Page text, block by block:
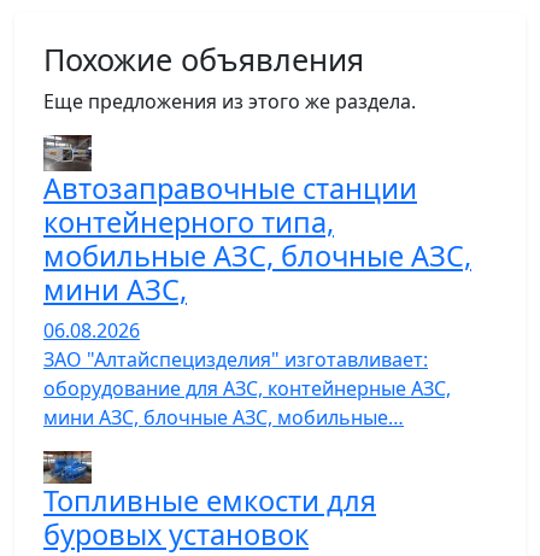
Похожие объявления
Еще предложения из этого же раздела.
Автозаправочные станции
контейнерного типа,
мобильные АЗС, блочные АЗС,
мини АЗС,
06.08.2026
ЗАО "Алтайспецизделия" изготавливает:
оборудование для АЗС, контейнерные АЗС,
мини АЗС, блочные АЗС, мобильные…
Топливные емкости для
буровых установок